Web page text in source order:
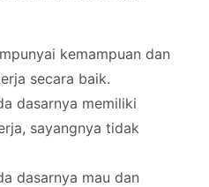
kemampuan dan
secara baik.
dasarnya memiliki
sayangnya tidak
dasarnya mau dan